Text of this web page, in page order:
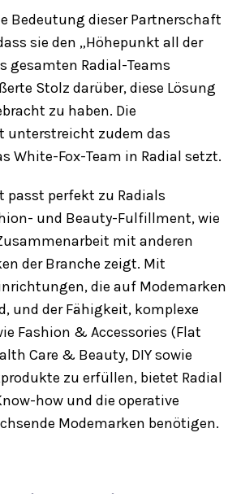
Bedeutung dieser Partnerschaft
sie den „Höhepunkt all der
gesamten Radial-Teams
Stolz darüber, diese Lösung
zu haben. Die
unterstreicht zudem das
White-Fox-Team in Radial setzt.
passt perfekt zu Radials
und Beauty-Fulfillment, wie
mit anderen
der Branche zeigt. Mit
die auf Modemarken
und der Fähigkeit, komplexe
Fashion & Accessories (Flat
Care & Beauty, DIY sowie
zu erfüllen, bietet Radial
how und die operative
Modemarken benötigen.